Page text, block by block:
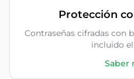
Protección
Contraseñas cifradas con
incluido
Saber